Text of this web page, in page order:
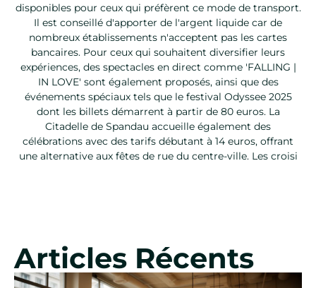
disponibles pour ceux qui préfèrent ce mode de transport.
Il est conseillé d'apporter de l'argent liquide car de
nombreux établissements n'acceptent pas les cartes
bancaires. Pour ceux qui souhaitent diversifier leurs
expériences, des spectacles en direct comme 'FALLING |
IN LOVE' sont également proposés, ainsi que des
événements spéciaux tels que le festival Odyssee 2025
dont les billets démarrent à partir de 80 euros. La
Citadelle de Spandau accueille également des
célébrations avec des tarifs débutant à 14 euros, offrant
une alternative aux fêtes de rue du centre-ville. Les croisi
Articles Récents